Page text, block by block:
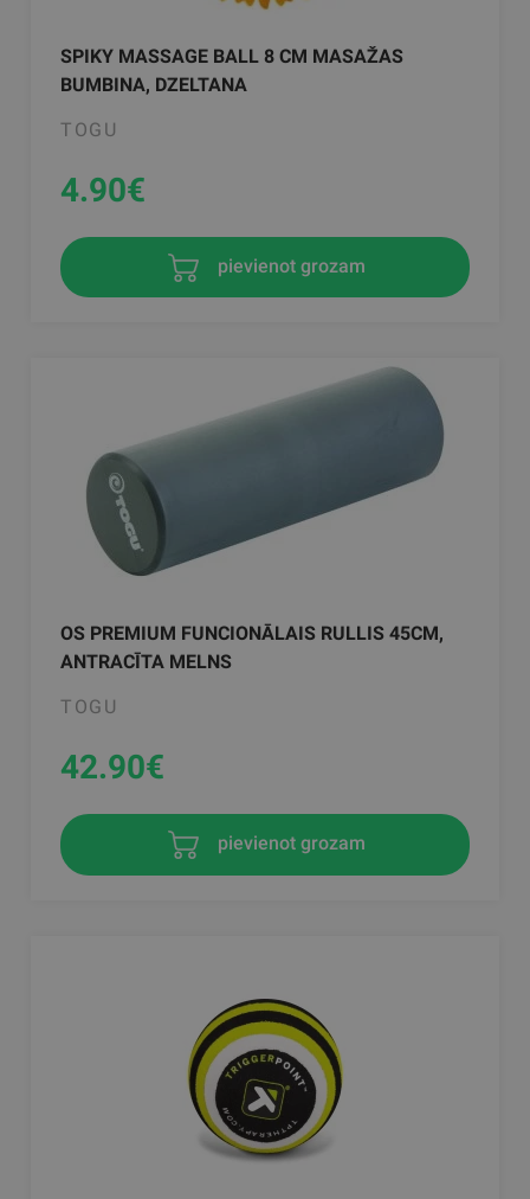
SPIKY MASSAGE BALL 8 CM MASAŽAS
BUMBINA, DZELTANA
TOGU
4.90€
pievienot grozam
OS PREMIUM FUNCIONĀLAIS RULLIS 45CM,
ANTRACĪTA MELNS
TOGU
42.90€
pievienot grozam